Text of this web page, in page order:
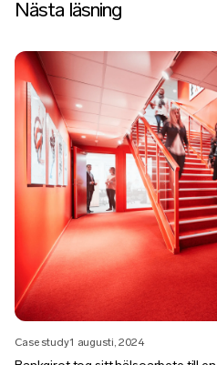
Nästa läsning
Case study1 augusti, 2024